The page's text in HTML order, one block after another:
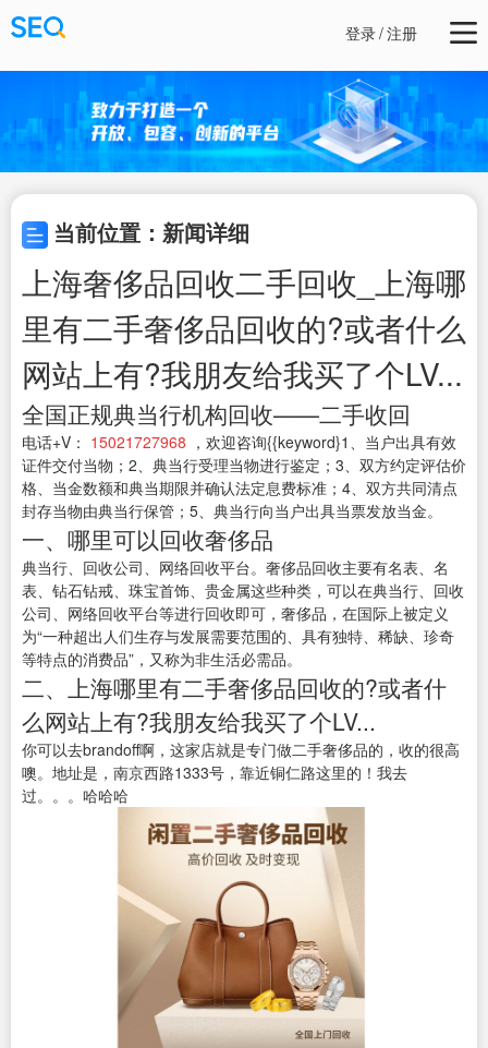
登录/注册
当前位置：新闻详细
上海奢侈品回收二手回收_上海哪
里有二手奢侈品回收的?或者什么
网站上有?我朋友给我买了个LV...
全国正规典当行机构回收——二手收回
电话+V： 15021727968 ，欢迎咨询{{keyword}1、当户出具有效
证件交付当物；2、典当行受理当物进行鉴定；3、双方约定评估价
格、当金数额和典当期限并确认法定息费标准；4、双方共同清点
封存当物由典当行保管；5、典当行向当户出具当票发放当金。
一、哪里可以回收奢侈品
典当行、回收公司、网络回收平台。奢侈品回收主要有名表、名
表、钻石钻戒、珠宝首饰、贵金属这些种类，可以在典当行、回收
公司、网络回收平台等进行回收即可，奢侈品，在国际上被定义
为“一种超出人们生存与发展需要范围的、具有独特、稀缺、珍奇
等特点的消费品”，又称为非生活必需品。
二、上海哪里有二手奢侈品回收的?或者什
么网站上有?我朋友给我买了个LV...
你可以去brandoff啊，这家店就是专门做二手奢侈品的，收的很高
噢。地址是，南京西路1333号，靠近铜仁路这里的！我去
过。。。哈哈哈